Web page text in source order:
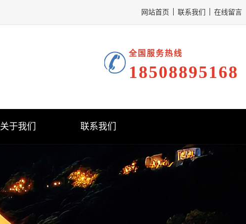
网站首页 联系我们 在线留言
全国服务热线
18508895168
关于我们 联系我们